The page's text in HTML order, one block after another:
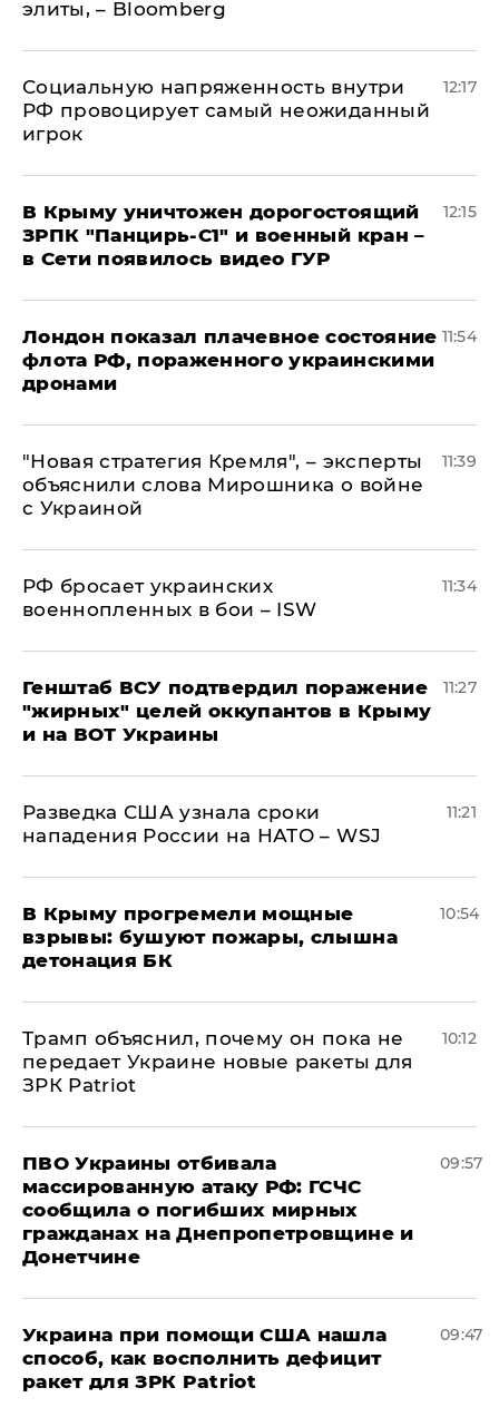
элиты, – Bloomberg
Социальную напряженность внутри
РФ провоцирует самый неожиданный
игрок
12:17
В Крыму уничтожен дорогостоящий
ЗРПК "Панцирь-С1" и военный кран –
в Сети появилось видео ГУР
12:15
Лондон показал плачевное состояние
флота РФ, пораженного украинскими
дронами
11:54
"Новая стратегия Кремля", – эксперты
объяснили слова Мирошника о войне
с Украиной
11:39
РФ бросает украинских
военнопленных в бои – ISW
11:34
Генштаб ВСУ подтвердил поражение
"жирных" целей оккупантов в Крыму
и на ВОТ Украины
11:27
Разведка США узнала сроки
нападения России на НАТО – WSJ
11:21
В Крыму прогремели мощные
взрывы: бушуют пожары, слышна
детонация БК
10:54
Трамп объяснил, почему он пока не
передает Украине новые ракеты для
ЗРК Patriot
10:12
ПВО Украины отбивала
массированную атаку РФ: ГСЧС
сообщила о погибших мирных
гражданах на Днепропетровщине и
Донетчине
09:57
Украина при помощи США нашла
способ, как восполнить дефицит
ракет для ЗРК Patriot
09:47